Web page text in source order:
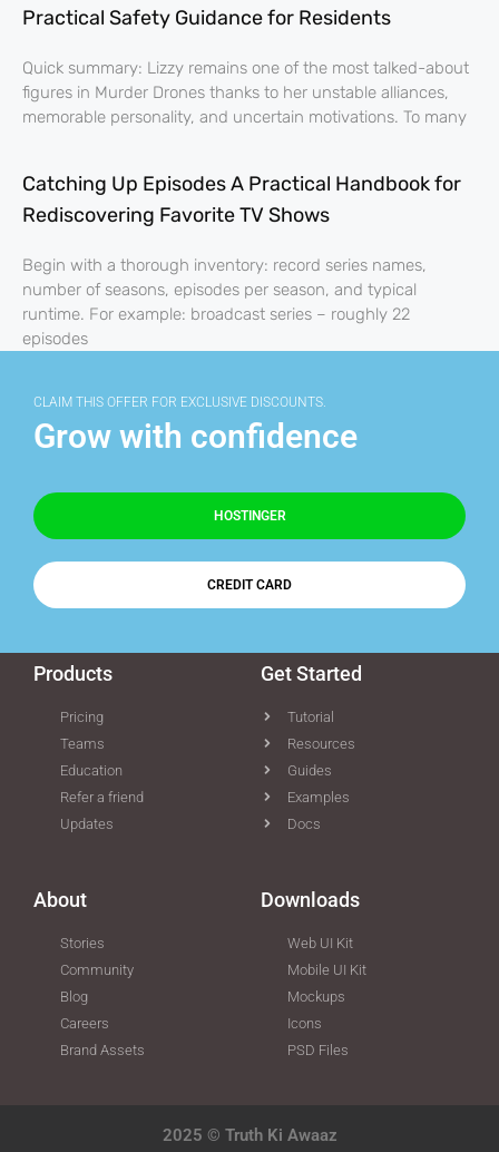
Practical Safety Guidance for Residents
Quick summary: Lizzy remains one of the most talked-about
figures in Murder Drones thanks to her unstable alliances,
memorable personality, and uncertain motivations. To many
Catching Up Episodes A Practical Handbook for
Rediscovering Favorite TV Shows
Begin with a thorough inventory: record series names,
number of seasons, episodes per season, and typical
runtime. For example: broadcast series – roughly 22
episodes
CLAIM THIS OFFER FOR EXCLUSIVE DISCOUNTS.
Grow with confidence
HOSTINGER
CREDIT CARD
Products
Pricing
Teams
Education
Refer a friend
Updates
Get Started
Tutorial
Resources
Guides
Examples
Docs
About
Stories
Community
Blog
Careers
Brand Assets
Downloads
Web UI Kit
Mobile UI Kit
Mockups
Icons
PSD Files
2025 © Truth Ki Awaaz